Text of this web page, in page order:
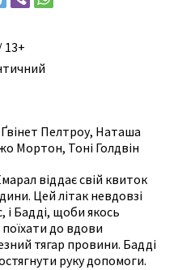
13+
Ґвінет Пелтроу, Наташа
Мортон, Тоні Голдвін
віддає свій квиток
Цей літак невдовзі
і Бадді, щоби якось
до вдови
тягар провини. Бадді
руку допомоги.